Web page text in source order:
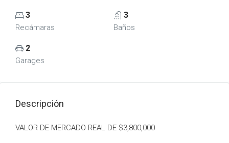
3
Recámaras
3
Baños
2
Garages
Descripción
VALOR DE MERCADO REAL DE $3,800,000